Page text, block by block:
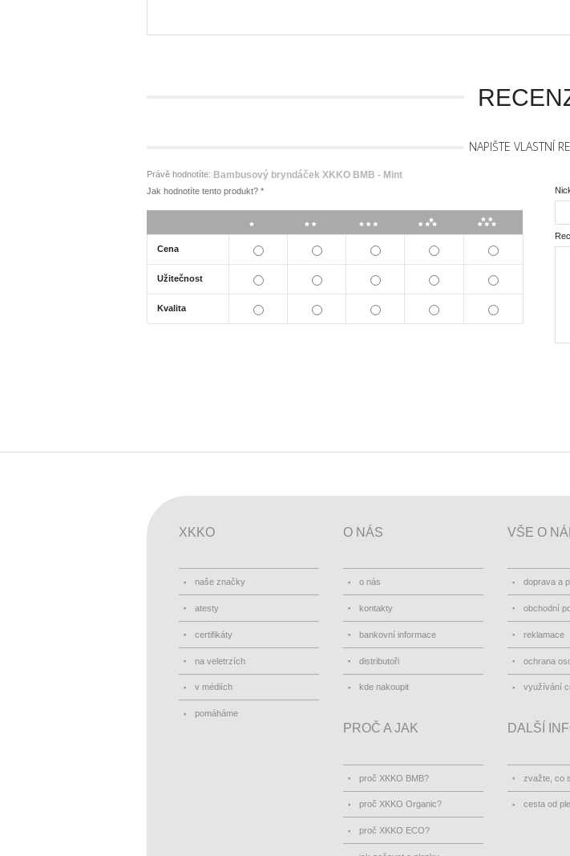
NAPIŠTE VLASTNÍ
Právě hodnotíte: Bambusový bryndáček XKKO BMB - Mint
Jak hodnotíte tento produkt? *
Cena
Užitečnost
Kvalita
XKKO
naše značky
atesty
certifikáty
na veletrzích
v médiích
pomáháme
O NÁS
o nás
kontakty
bankovní informace
distributoři
kde nakoupit
VŠE O
doprava a
obchodní
reklamace
ochrana
využívání
PROČ A JAK
proč XKKO BMB?
proč XKKO Organic?
proč XKKO ECO?
DALŠÍ
zvažte, co
cesta od